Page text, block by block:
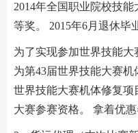
2014年全国职业院校技
等奖。 2015年6月退休毕
为了实现参加世界技能
为第43届世界技能大赛
世界技能大赛机体修复
大赛参赛资格。 拿着优